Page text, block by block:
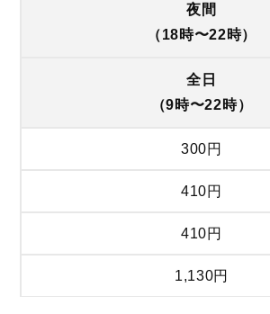
夜間
（18時〜22時）
全日
（9時〜22時）
300円
410円
410円
1,130円